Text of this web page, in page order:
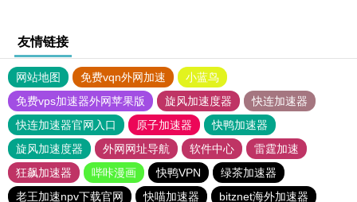
友情链接
网站地图 免费vqn外网加速
小蓝鸟
免费vps加速器外网苹果版
旋风加速度器
快连加速器
快连加速器官网入口
原子加速器
快鸭加速器
旋风加速度器
外网网址导航 软件中心
雷霆加速
狂飙加速器
哔咔漫画 快鸭VPN
绿茶加速器
老王加速npv下载官网
快喵加速器 bitznet海外加速器